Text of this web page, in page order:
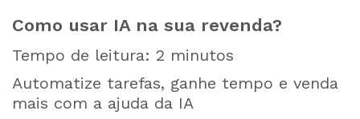
Como usar IA na sua revenda?
Tempo de leitura: 2 minutos
Automatize tarefas, ganhe tempo e venda
mais com a ajuda da IA